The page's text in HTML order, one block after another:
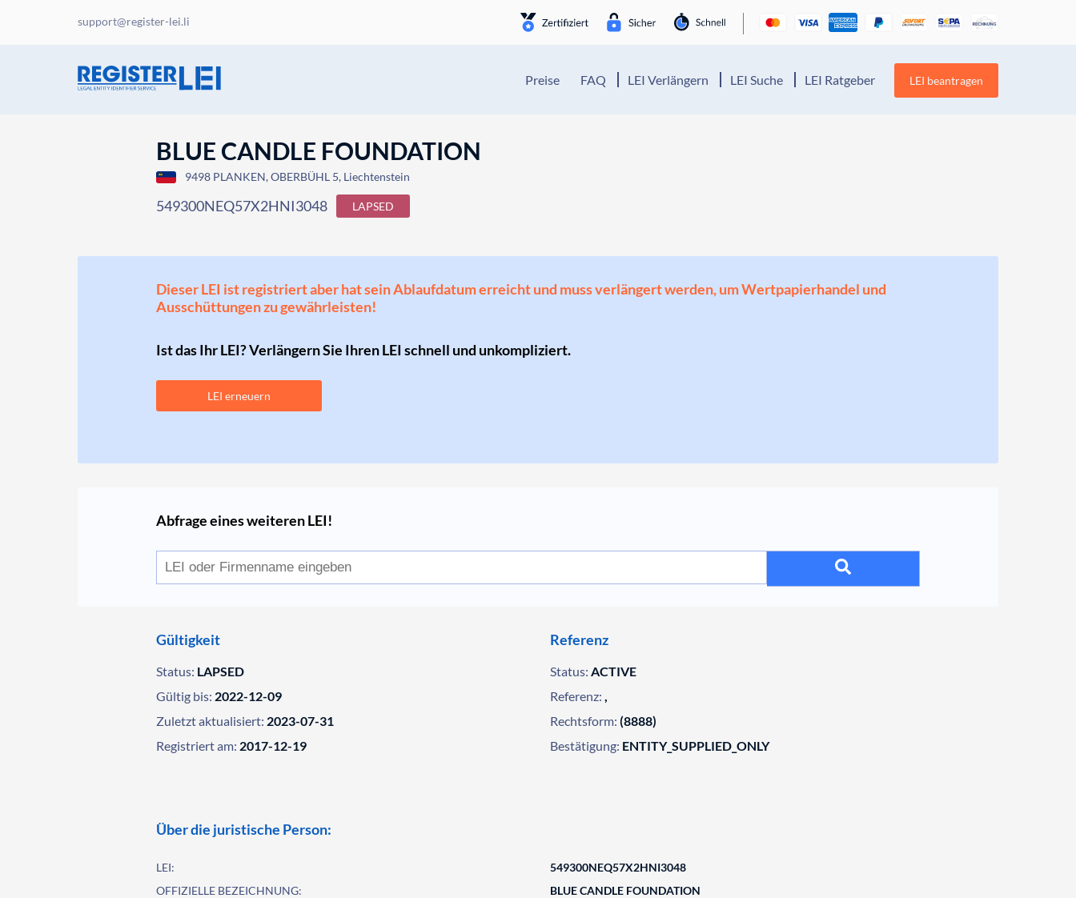
support@register-lei.li
Preise FAQ LEI Verlängern LEI Suche LEI Ratgeber LEI beantragen
BLUE CANDLE FOUNDATION
9498 PLANKEN, OBERBÜHL 5, Liechtenstein
549300NEQ57X2HNI3048 LAPSED
Dieser LEI ist registriert aber hat sein Ablaufdatum erreicht und muss verlängert werden, um Wertpapierhandel und
Ausschüttungen zu gewährleisten!
Ist das Ihr LEI? Verlängern Sie Ihren LEI schnell und unkompliziert.
LEI erneuern
Abfrage eines weiteren LEI!
Gültigkeit
Status: LAPSED
Gültig bis: 2022-12-09
Zuletzt aktualisiert: 2023-07-31
Registriert am: 2017-12-19
Referenz
Status: ACTIVE
Referenz: ,
Rechtsform: (8888)
Bestätigung: ENTITY_SUPPLIED_ONLY
Über die juristische Person:
LEI:
549300NEQ57X2HNI3048
OFFIZIELLE BEZEICHNUNG:
BLUE CANDLE FOUNDATION